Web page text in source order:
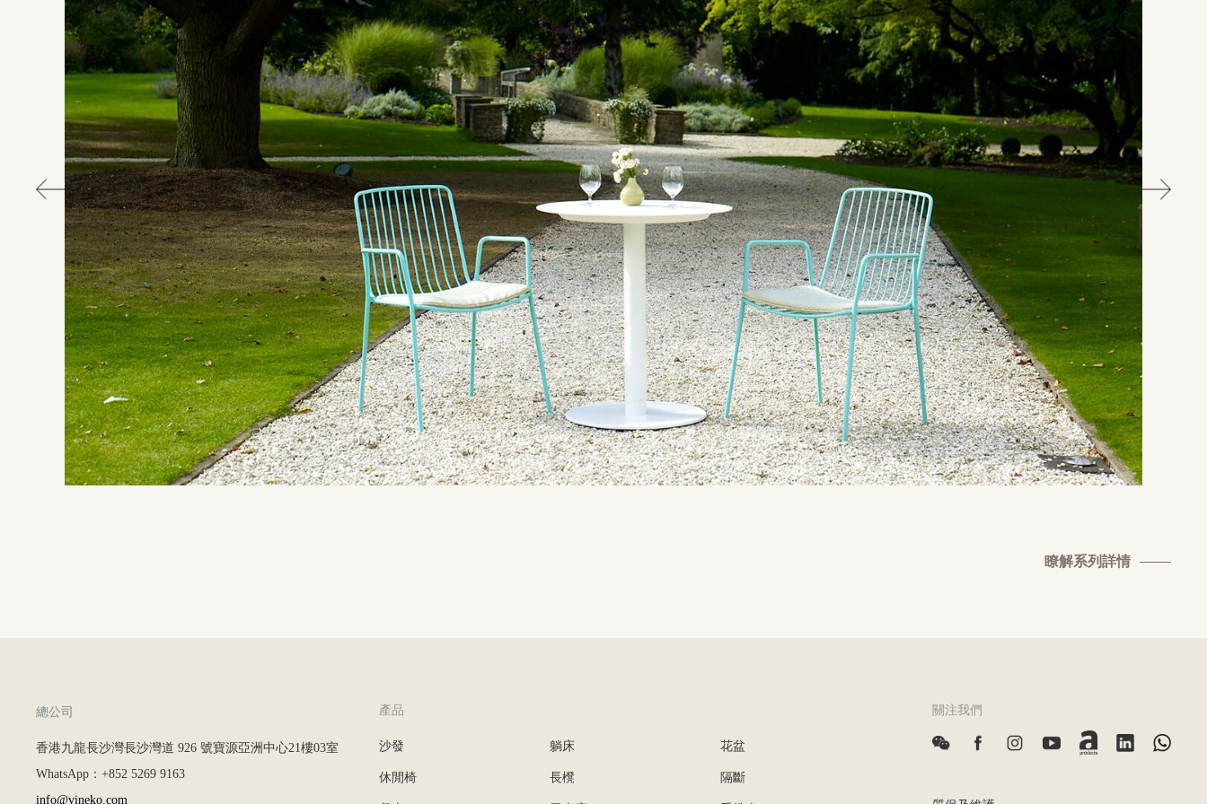
瞭解系列詳情
總公司
香港九龍長沙灣長沙灣道 926 號寶源亞洲中心21樓03室
WhatsApp：+852 5269 9163
info@vineko.com
產品
沙發
休閒椅
躺床
長櫈
花盆
隔斷
關注我們